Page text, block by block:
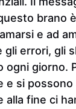
brano
e ad
gli errori, gli
ogni giorno.
e si
alla fine ci